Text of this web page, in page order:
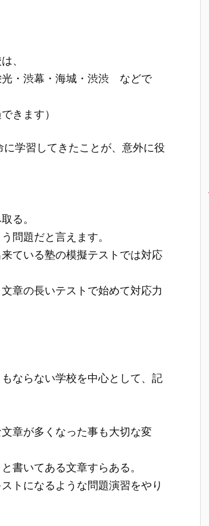
、
光・渋幕・海城・渋渋 などで
きます）
学習してきたことが、意外に役
る。
問題だと言えます。
ている塾の模擬テストでは対応
章の長いテストで始めて対応力
ならない学校を中心として、記
章が多くなった事も大切な変
書いてある文章すらある。
トになるような問題演習をやり